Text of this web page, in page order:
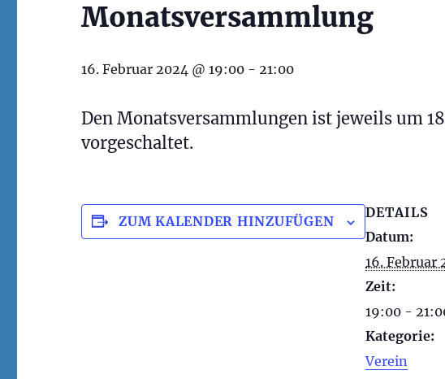
Monatsversammlung
16. Februar 2024 @ 19:00 -21:00
Den Monatsversammlungen ist jeweils um
vorgeschaltet.
ZUM KALENDER HINZUFÜGEN
DETAILS
Datum:
16. Februar
Zeit:
19:00 -
Kategorie:
Verein